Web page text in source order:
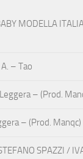
MODELLA
– Tao
– (Prod.
– (Prod. Manqc)
SPAZZI /